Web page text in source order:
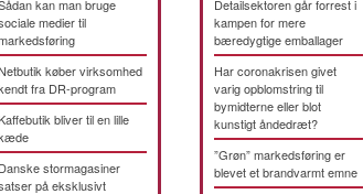
kan man bruge
medier til
køber virksomhed
fra DR-program
bliver til en lille
Danske stormagasiner
på eksklusivt
Detailsektoren går forrest i
kampen for mere
bæredygtige emballager
Har coronakrisen givet
varig opblomstring til
bymidterne eller blot
kunstigt åndedræt?
”Grøn” markedsføring er
blevet et brandvarmt emne